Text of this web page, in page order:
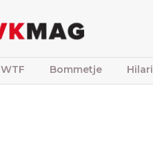
WTF Bommetje